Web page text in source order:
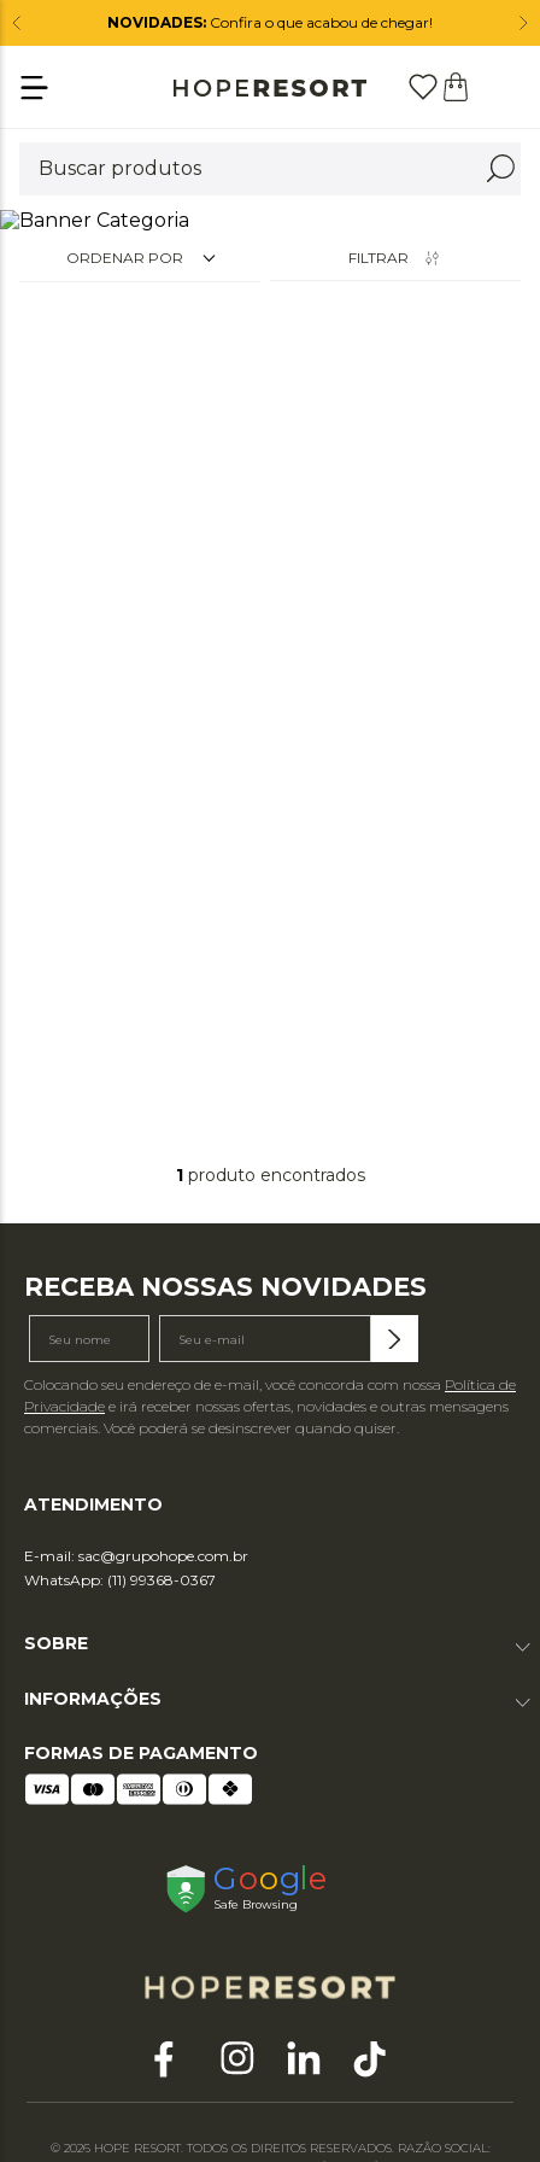
NOVIDADES: Confira o que acabou de chegar!
ORDENAR POR FILTRAR
1 produto
RECEBA NOSSAS NOVIDADES
Colocando seu endereço de e-mail, você concorda com nossa Política de
Privacidade e irá receber nossas ofertas, novidades e outras mensagens
comerciais. Você poderá se desinscrever quando quiser.
ATENDIMENTO
E-mail: sac@grupohope.com.br
WhatsApp: (11) 99368-0367
SOBRE
INFORMAÇÕES
FORMAS DE PAGAMENTO
© 2026 HOPE RESORT. TODOS OS DIREITOS RESERVADOS. RAZÃO SOCIAL: